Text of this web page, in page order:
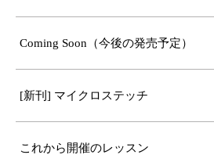
Coming Soon（今後の発売予定）
[新刊] マイクロステッチ
これから開催のレッスン